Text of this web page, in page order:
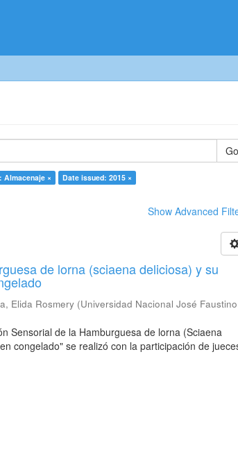
Go
Almacenaje ×
Date issued: 2015 ×
Show Advanced
de lorna (sciaena deliciosa) y su
Elida Rosmery (Universidad Nacional José Faustino
Sensorial de la Hamburguesa de lorna (Sciaena
congelado" se realizó con la participación de